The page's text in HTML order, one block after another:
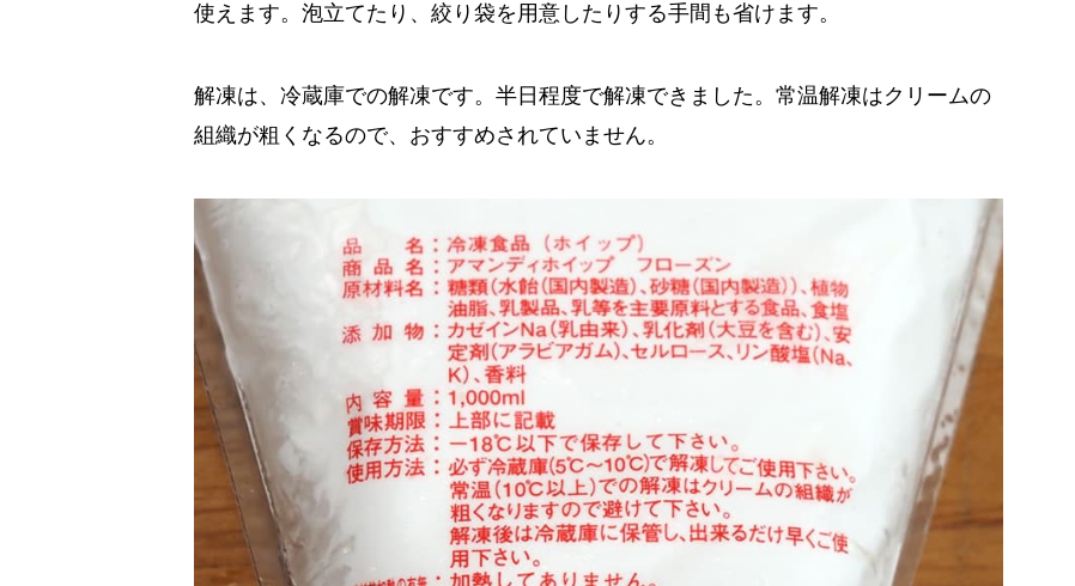
使えます。泡立てたり、絞り袋を用意したりする手間も省けます。
解凍は、冷蔵庫での解凍です。半日程度で解凍できました。常温解凍はクリームの
組織が粗くなるので、おすすめされていません。